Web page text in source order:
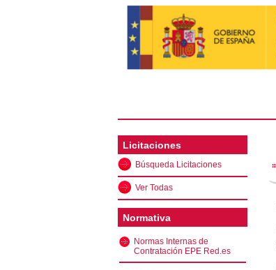
Licitaciones
Búsqueda Licitaciones
Ver Todas
Normativa
Normas Internas de
Contratación EPE Red.es